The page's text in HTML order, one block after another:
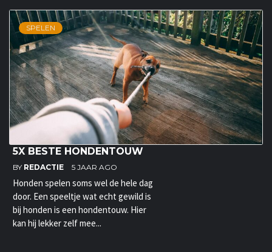
SPELEN
5X BESTE HONDENTOUW
BY REDACTIE 5 JAAR AGO
Honden spelen soms wel de hele dag
door. Een speeltje wat echt gewild is
bij honden is een hondentouw. Hier
kan hij lekker zelf mee...